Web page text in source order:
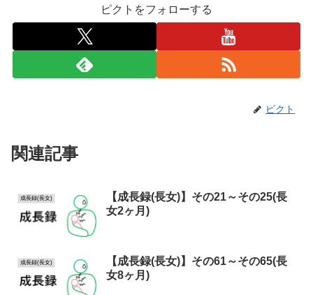
ピクトをフォローする
ピクト
関連記事
成長録(長女)
【成長録(長女)】その21～その25(長
女2ヶ月)
成長録(長女)
【成長録(長女)】その61～その65(長
女8ヶ月)